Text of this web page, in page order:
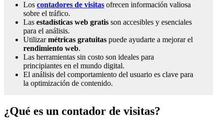
Los contadores de visitas ofrecen información valiosa
sobre el tráfico.
Las estadísticas web gratis son accesibles y esenciales
para el análisis.
Utilizarmétricas gratuitas puede ayudarte a mejorar el
rendimiento web.
Las herramientas sin costo son ideales para
principiantes en el mundo digital.
El análisis del comportamiento del usuario es clave para
la optimización de contenido.
¿Qué es un contador de visitas?